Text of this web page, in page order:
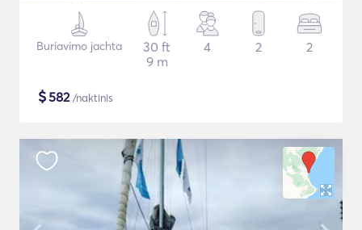
Buriavimo jachta
30 ft
9 m
4 2 2
$582/naktinis